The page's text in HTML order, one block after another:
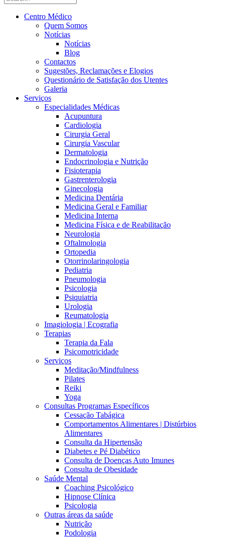
Centro Médico
Quem Somos
Notícias
Notícias
Blog
Contactos
Sugestões, Reclamações e Elogios
Questionário de Satisfação dos Utentes
Galeria
Serviços
Especialidades Médicas
Acupuntura
Cardiologia
Cirurgia Geral
Cirurgia Vascular
Dermatologia
Endocrinologia e Nutrição
Fisioterapia
Gastrenterologia
Ginecologia
Medicina Dentária
Medicina Geral e Familiar
Medicina Interna
Medicina Física e de Reabilitação
Neurologia
Oftalmologia
Ortopedia
Otorrinolaringologia
Pediatria
Pneumologia
Psicologia
Psiquiatria
Urologia
Reumatologia
Imagiologia | Ecografia
Terapias
Terapia da Fala
Psicomotricidade
Serviços
Meditação/Mindfulness
Pilates
Reiki
Yoga
Consultas Programas Específicos
Cessação Tabágica
Comportamentos Alimentares | Distúrbios
Alimentares
Consulta da Hipertensão
Diabetes e Pé Diabético
Consulta de Doenças Auto Imunes
Consulta de Obesidade
Saúde Mental
Coaching Psicológico
Hipnose Clínica
Psicologia
Outras áreas da saúde
Nutrição
Podologia